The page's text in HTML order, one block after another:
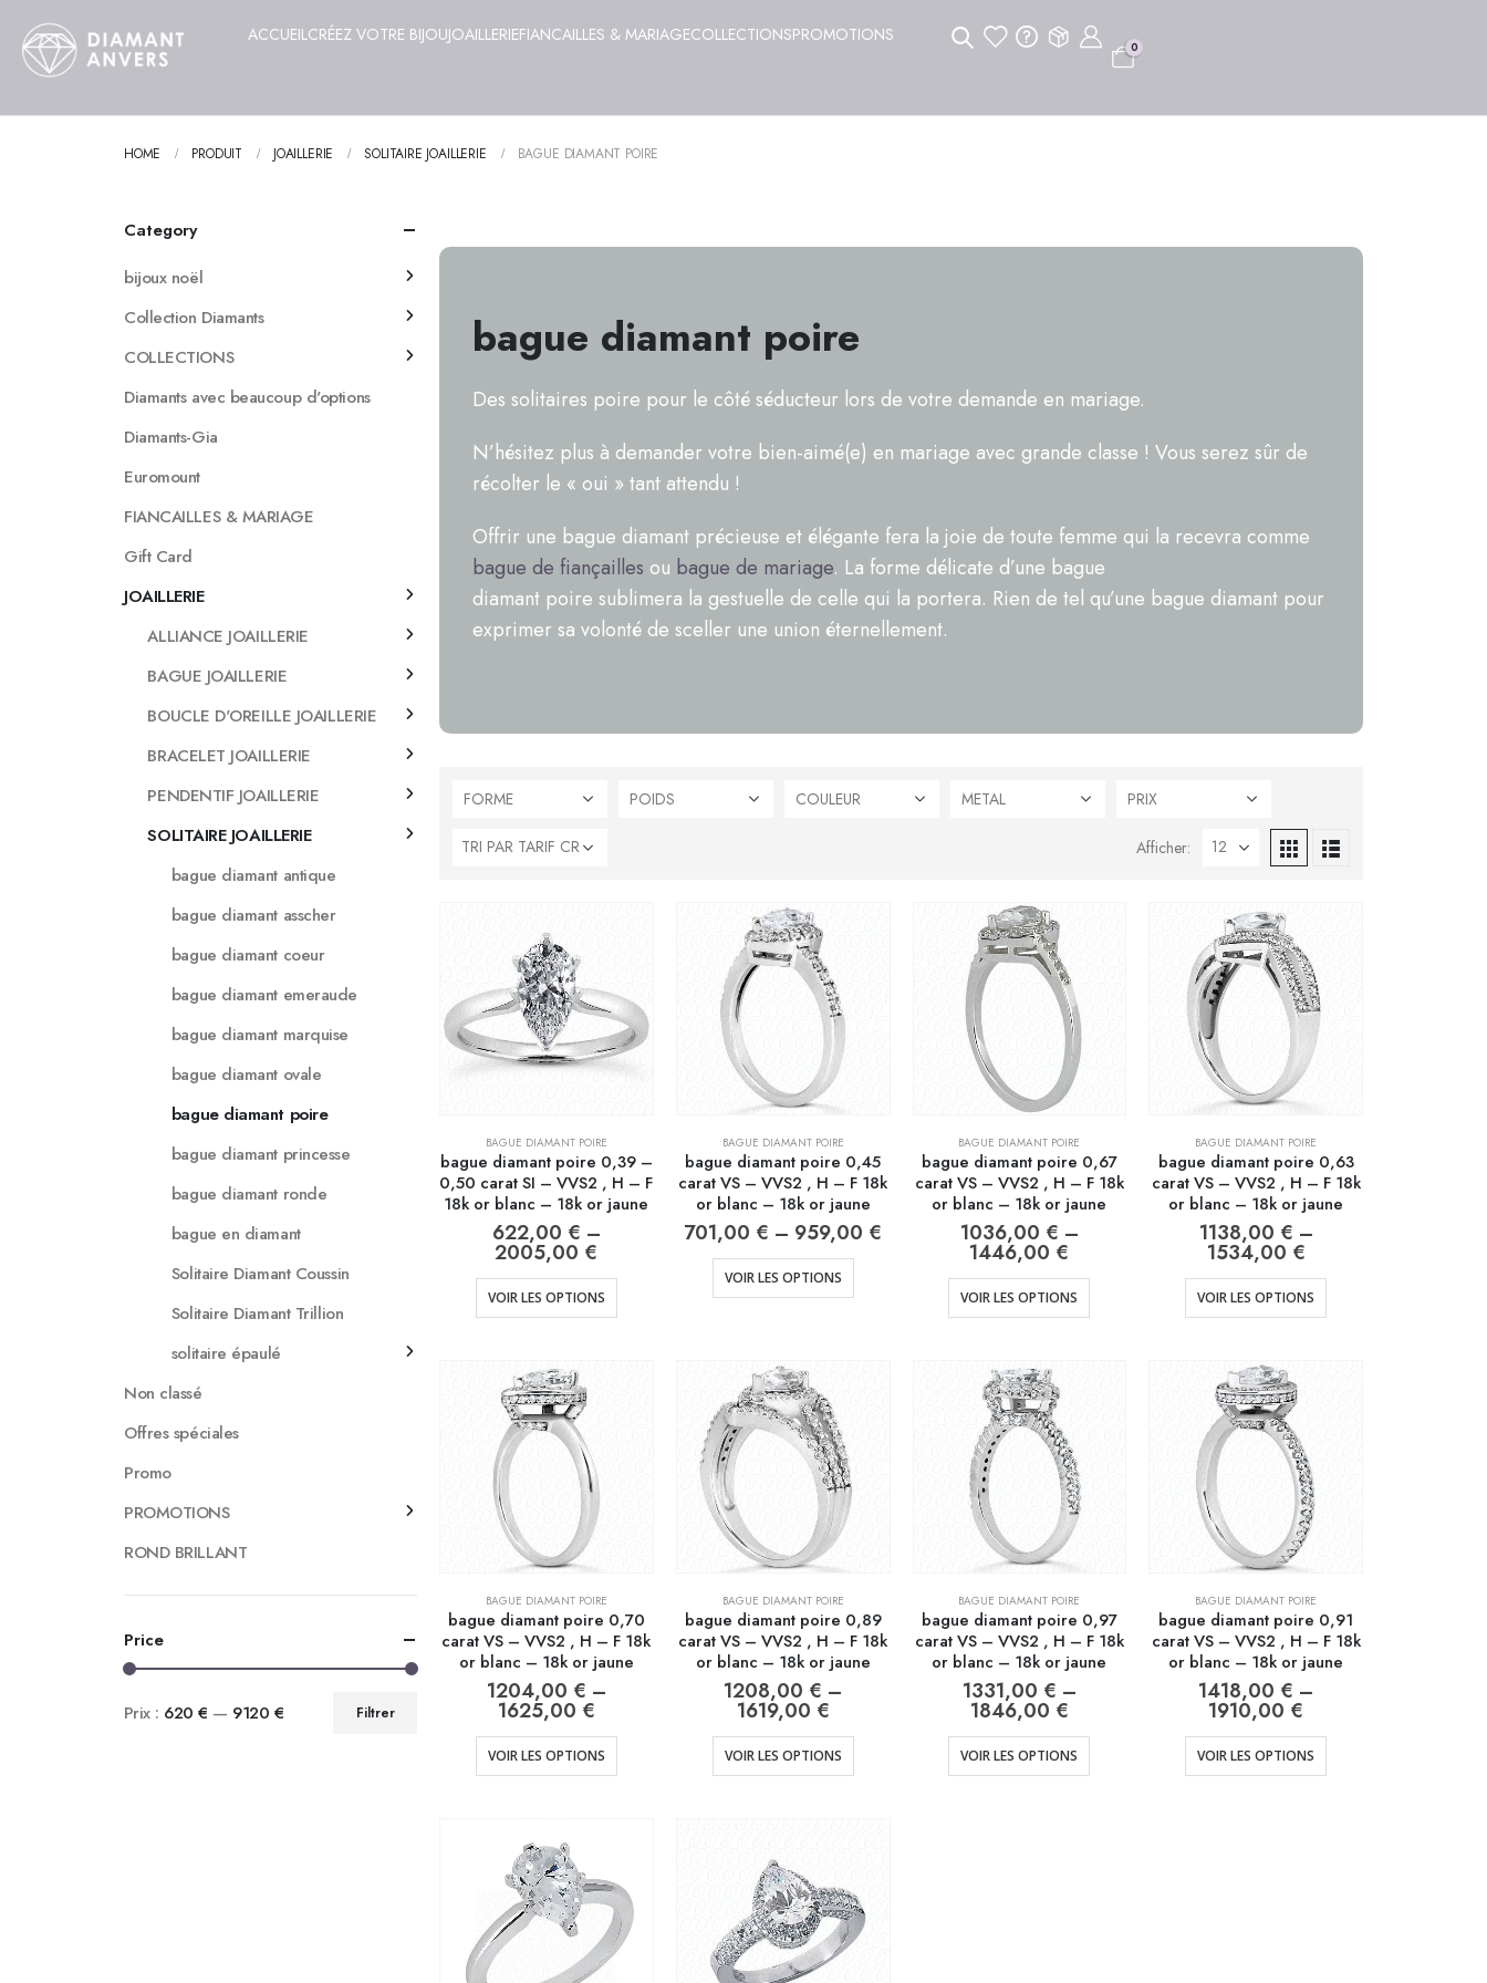
ACCUEILCRÉEZ VOTRE BIJOUJOAILLERIEFIANCAILLES & MARIAGECOLLECTIONSPROMOTIONS
0
HOME PRODUIT JOAILLERIE SOLITAIRE JOAILLERIE BAGUE DIAMANT POIRE
bague diamant poire
Des solitaires poire pour le côté séducteur lors de votre demande en mariage.
N’hésitez plus à demander votre bien-aimé(e) en mariage avec grande classe ! Vous serez sûr de
récolter le « oui » tant attendu !
Offrir une bague diamant précieuse et élégante fera la joie de toute femme qui la recevra comme
bague de fiançailles ou bague de mariage. La forme délicate d’une bague
diamant poire sublimera la gestuelle de celle qui la portera. Rien de tel qu’une bague diamant pour
exprimer sa volonté de sceller une union éternellement.
FORME POIDS COULEUR METAL PRIX
Afficher:
BAGUE DIAMANT POIRE
bague diamant poire 0,39 –
0,50 carat SI – VVS2 , H – F
18k or blanc – 18k or jaune
622,00 € –
2005,00 €
VOIR LES OPTIONS
BAGUE DIAMANT POIRE
bague diamant poire 0,45
carat VS – VVS2 , H – F 18k
or blanc – 18k or jaune
701,00 € – 959,00 €
VOIR LES OPTIONS
BAGUE DIAMANT POIRE
bague diamant poire 0,67
carat VS – VVS2 , H – F 18k
or blanc – 18k or jaune
1036,00 € –
1446,00 €
VOIR LES OPTIONS
BAGUE DIAMANT POIRE
bague diamant poire 0,63
carat VS – VVS2 , H – F 18k
or blanc – 18k or jaune
1138,00 € –
1534,00 €
VOIR LES OPTIONS
BAGUE DIAMANT POIRE
bague diamant poire 0,70
carat VS – VVS2 , H – F 18k
or blanc – 18k or jaune
1204,00 € –
1625,00 €
VOIR LES OPTIONS
BAGUE DIAMANT POIRE
bague diamant poire 0,89
carat VS – VVS2 , H – F 18k
or blanc – 18k or jaune
1208,00 € –
1619,00 €
VOIR LES OPTIONS
BAGUE DIAMANT POIRE
bague diamant poire 0,97
carat VS – VVS2 , H – F 18k
or blanc – 18k or jaune
1331,00 € –
1846,00 €
VOIR LES OPTIONS
BAGUE DIAMANT POIRE
bague diamant poire 0,91
carat VS – VVS2 , H – F 18k
or blanc – 18k or jaune
1418,00 € –
1910,00 €
VOIR LES OPTIONS
Category
bijoux noël
Collection Diamants
COLLECTIONS
Diamants avec beaucoup d'options
Diamants-Gia
Euromount
FIANCAILLES & MARIAGE
Gift Card
JOAILLERIE
ALLIANCE JOAILLERIE
BAGUE JOAILLERIE
BOUCLE D'OREILLE JOAILLERIE
BRACELET JOAILLERIE
PENDENTIF JOAILLERIE
SOLITAIRE JOAILLERIE
bague diamant antique
bague diamant asscher
bague diamant coeur
bague diamant emeraude
bague diamant marquise
bague diamant ovale
bague diamant poire
bague diamant princesse
bague diamant ronde
bague en diamant
Solitaire Diamant Coussin
Solitaire Diamant Trillion
solitaire épaulé
Non classé
Offres spéciales
Promo
PROMOTIONS
ROND BRILLANT
Price
Filtrer
Prix : 620 € — 9120 €